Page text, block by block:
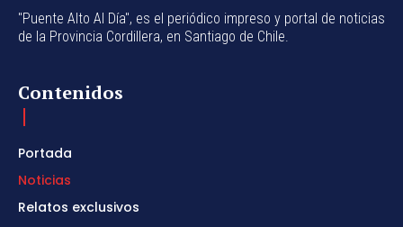
"Puente Alto Al Día", es el periódico impreso y portal de noticias
de la Provincia Cordillera, en Santiago de Chile.
Contenidos
Portada
Noticias
Relatos exclusivos